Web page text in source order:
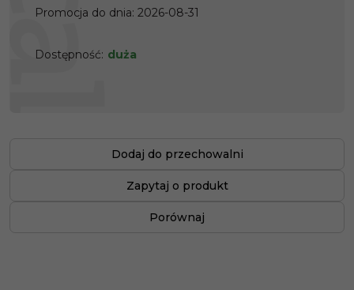
Promocja do dnia: 2026-08-31
Dostępność: duża
Dodaj do przechowalni
Zapytaj o produkt
Porównaj